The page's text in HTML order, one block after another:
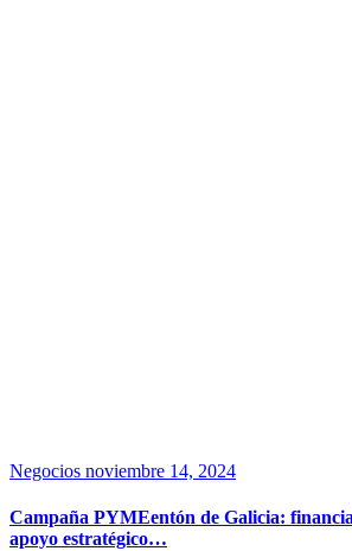
Negocios noviembre 14, 2024
Campaña PYMEentón de Galicia:
apoyo estratégico…